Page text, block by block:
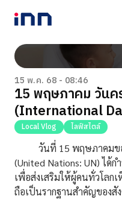
NEWS
ENTERTAINMENT
LIFESTYLE
HOROSCOPE
LOTTERY
VIDEO
ร่วมด้วยช่วยกัน
15 พ.ค. 68 - 08:46
15 พฤษภาคม วัน
(International
Local Vlog ไลฟ์สไตล์
วันที่ 15 พฤษภาคมของ
(United Nations: UN) ได้
เพื่อส่งเสริมให้ผู้คนทั่วโลก
ถือเป็นรากฐานสำคัญของสั